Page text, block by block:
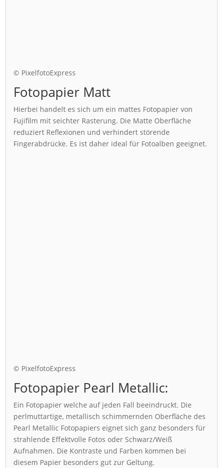
© PixelfotoExpress
Fotopapier Matt
Hierbei handelt es sich um ein mattes Fotopapier von
Fujifilm mit seichter Rasterung. Die Matte Oberfläche
reduziert Reflexionen und verhindert störende
Fingerabdrücke. Es ist daher ideal für Fotoalben geeignet.
© PixelfotoExpress
Fotopapier Pearl Metallic:
Ein Fotopapier welche auf jeden Fall beeindruckt. Die
perlmuttartige, metallisch schimmernden Oberfläche des
Pearl Metallic Fotopapiers eignet sich ganz besonders für
strahlende Effektvolle Fotos oder Schwarz/Weiß
Aufnahmen. Die Kontraste und Farben kommen bei
diesem Papier besonders gut zur Geltung.